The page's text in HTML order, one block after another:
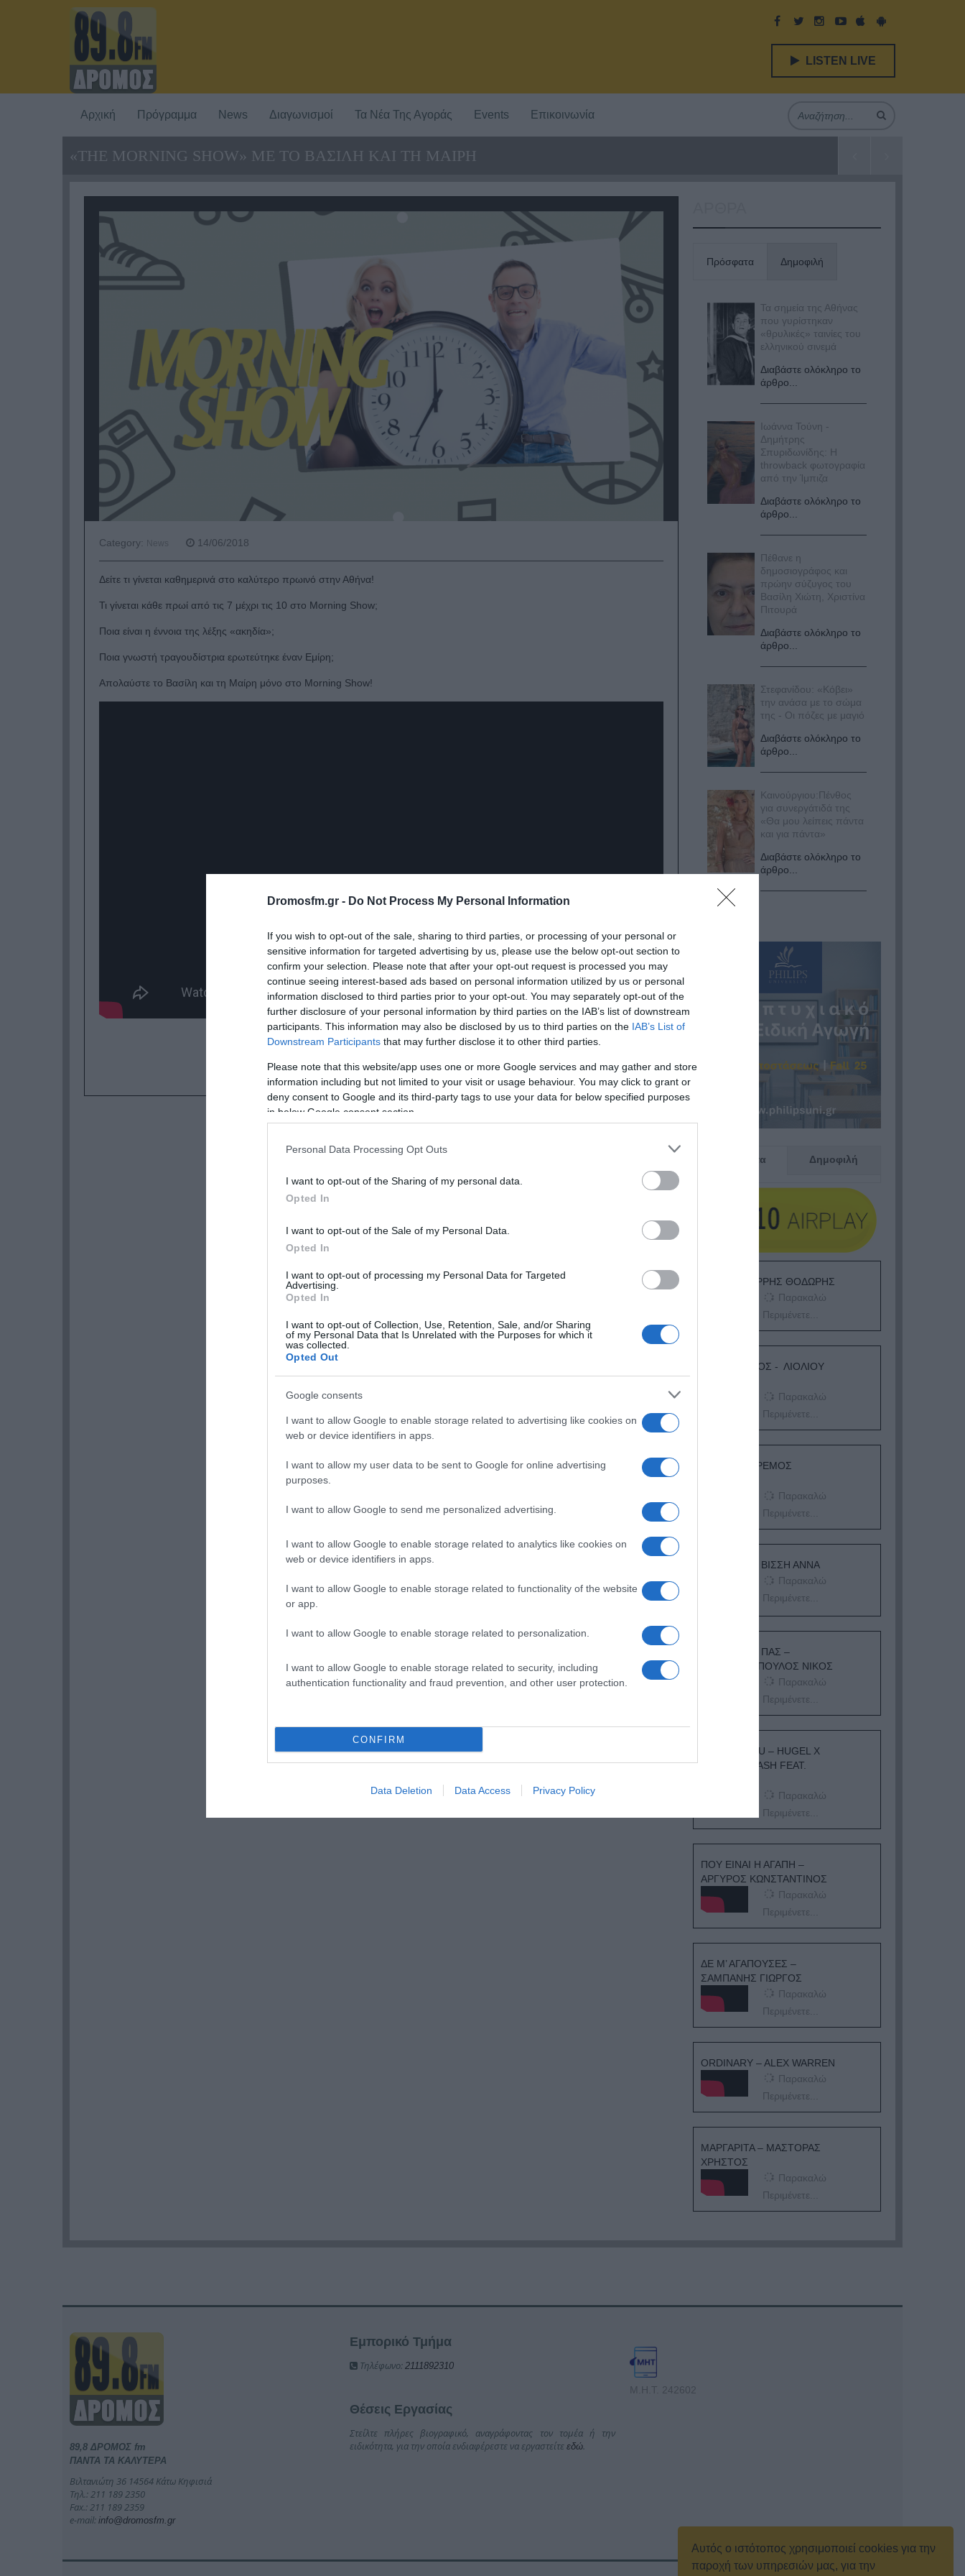
Αυτός ο ιστότοπος χρησιμοποιεί cookies για την
παροχή των υπηρεσιών μας, για την
Dromosfm.gr - Do Not Process My Personal Information
If you wish to opt-out of the sale, sharing to third parties, or processing of your personal or
sensitive information for targeted advertising by us, please use the below opt-out section to
confirm your selection. Please note that after your opt-out request is processed you may
continue seeing interest-based ads based on personal information utilized by us or personal
information disclosed to third parties prior to your opt-out. You may separately opt-out of the
further disclosure of your personal information by third parties on the IAB’s list of downstream
participants. This information may also be disclosed by us to third parties on the IAB’s List of
Downstream Participants that may further disclose it to other third parties.
Please note that this website/app uses one or more Google services and may gather and store
information including but not limited to your visit or usage behaviour. You may click to grant or
deny consent to Google and its third-party tags to use your data for below specified purposes
in below Google consent section.
Personal Data Processing Opt Outs
I want to opt-out of the Sharing of my personal data.
Opted In
I want to opt-out of the Sale of my Personal Data.
Opted In
I want to opt-out of processing my Personal Data for Targeted
Advertising.
Opted In
I want to opt-out of Collection, Use, Retention, Sale, and/or Sharing
of my Personal Data that Is Unrelated with the Purposes for which it
was collected.
Opted Out
Google consents
I want to allow Google to enable storage related to advertising like cookies on
web or device identifiers in apps.
I want to allow my user data to be sent to Google for online advertising
purposes.
I want to allow Google to send me personalized advertising.
I want to allow Google to enable storage related to analytics like cookies on
web or device identifiers in apps.
I want to allow Google to enable storage related to functionality of the website
or app.
I want to allow Google to enable storage related to personalization.
I want to allow Google to enable storage related to security, including
authentication functionality and fraud prevention, and other user protection.
CONFIRM
Data Deletion Data Access Privacy Policy
LISTEN LIVE
Αρχική Πρόγραμμα News Διαγωνισμοί Τα Νέα Της Αγοράς Events Επικοινωνία
«THE MORNING SHOW» ΜΕ ΤΟ ΒΑΣΙΛΗ ΚΑΙ ΤΗ ΜΑΙΡΗ
Category: News 14/06/2018
Δείτε τι γίνεται καθημερινά στο καλύτερο πρωινό στην Αθήνα!
Τι γίνεται κάθε πρωί από τις 7 μέχρι τις 10 στο Morning Show;
Ποια είναι η έννοια της λέξης «ακηδία»;
Ποια γνωστή τραγουδίστρια ερωτεύτηκε έναν Εμίρη;
Απολαύστε το Βασίλη και τη Μαίρη μόνο στο Morning Show!
Πρόσφατα Δημοφιλή
Τα σημεία της Αθήνας
που γυρίστηκαν
«θρυλικές» ταινίες του
ελληνικού σινεμά
Διαβάστε ολόκληρο το
άρθρο...
Ιωάννα Τούνη -
Δημήτρης
Σπυριδωνίδης: Η
throwback φωτογραφία
από την Ίμπιζα
Διαβάστε ολόκληρο το
άρθρο...
Πέθανε η
δημοσιογράφος και
πρώην σύζυγος του
Βασίλη Χιώτη, Χριστίνα
Πιτουρά
Διαβάστε ολόκληρο το
άρθρο...
Στεφανίδου: «Κόβει»
την ανάσα με το σώμα
της - Οι πόζες με μαγιό
Διαβάστε ολόκληρο το
άρθρο...
Καινούργιου:Πένθος
για συνεργάτιδά της
«Θα μου λείπεις πάντα
και για πάντα»
Διαβάστε ολόκληρο το
άρθρο...
Πρόσφατα Δημοφιλή
ΕΙΠΕΣ – ΦΕΡΡΗΣ ΘΟΔΩΡΗΣ
Παρακαλώ
Περιμένετε...
ΛΟΓΑΡΙΑΣΜΟΣ - ΛΙΟΛΙΟΥ
Παρακαλώ
Περιμένετε...
ΔΕΥΤΕΡΑ – ΡΕΜΟΣ
Παρακαλώ
Περιμένετε...
ΕΞΑΙΡΕΣΗ – ΒΙΣΣΗ ΑΝΝΑ
Παρακαλώ
Περιμένετε...
ΟΠΟΥ ΚΙ ΑΝ ΠΑΣ –
ΟΙΚΟΝΟΜΟΠΟΥΛΟΣ ΝΙΚΟΣ
Παρακαλώ
Περιμένετε...
I ADORE YOU – HUGEL X
TOPIC X ARASH FEAT.
Παρακαλώ
Περιμένετε...
ΠΟΥ ΕΙΝΑΙ Η ΑΓΑΠΗ –
ΑΡΓΥΡΟΣ ΚΩΝΣΤΑΝΤΙΝΟΣ
Παρακαλώ
Περιμένετε...
ΔΕ Μ’ ΑΓΑΠΟΥΣΕΣ –
ΣΑΜΠΑΝΗΣ ΓΙΩΡΓΟΣ
Παρακαλώ
Περιμένετε...
ORDINARY – ALEX WARREN
Παρακαλώ
Περιμένετε...
ΜΑΡΓΑΡΙΤΑ – ΜΑΣΤΟΡΑΣ
ΧΡΗΣΤΟΣ
Παρακαλώ
Περιμένετε...
89,8 ΔΡΟΜΟΣ fm
ΠΑΝΤΑ ΤΑ ΚΑΛΥΤΕΡΑ
Βιλτανιώτη 36 14564 Κάτω Κηφισιά
Τηλ.: 211 189 2350
Fax.: 211 189 2359
e-mail: info@dromosfm.gr
Εμπορικό Τμήμα
Τηλέφωνο: 2111892310
Θέσεις Εργασίας
Στείλτε πλήρες βιογραφικό, αναγράφοντας τον τομέα ή την
ειδικότητα, για την οποία ενδιαφέρεστε να εργαστείτε εδώ
Μ.Η.Τ. 242602